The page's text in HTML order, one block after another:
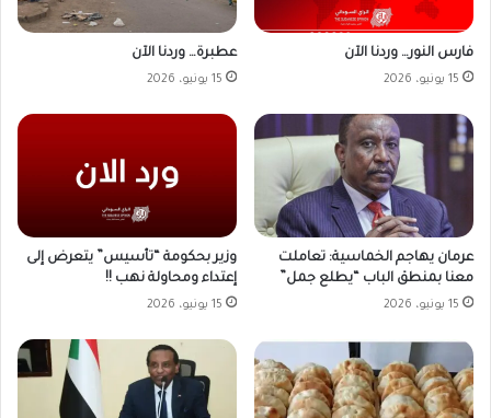
فارس النور… وردنا الآن
15 يونيو، 2026
عطبرة… وردنا الآن
15 يونيو، 2026
عرمان يهاجم الخماسية: تعاملت
معنا بمنطق الباب “يطلع جمل”
15 يونيو، 2026
وزير بحكومة “تأسيس” يتعرض إلى
إعتداء ومحاولة نهب !!
15 يونيو، 2026